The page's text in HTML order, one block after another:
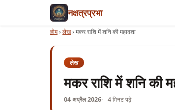
नक्षत्रप्रभा
होम›लेख›मकर राशि में शनि की महादशा
लेख
मकर राशि में शनि की
04 अप्रैल 2026 4 मिनट पढ़ें